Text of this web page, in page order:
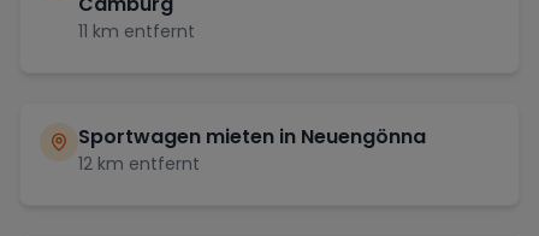
11 km entfernt
Sportwagen mieten in Neuengönna
12 km entfernt